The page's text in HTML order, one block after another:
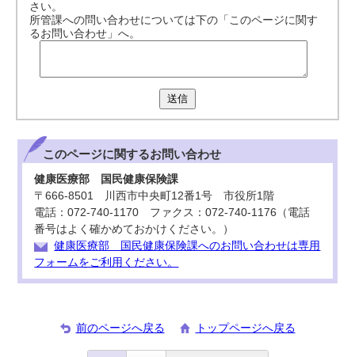
さい。
所管課への問い合わせについては下の「このページに関す
るお問い合わせ」へ。
送信
このページに関するお問い合わせ
健康医療部 国民健康保険課
〒666-8501 川西市中央町12番1号 市役所1階
電話：072-740-1170 ファクス：072-740-1176（電話
番号はよく確かめておかけください。）
健康医療部 国民健康保険課へのお問い合わせは専用
フォームをご利用ください。
前のページへ戻る トップページへ戻る